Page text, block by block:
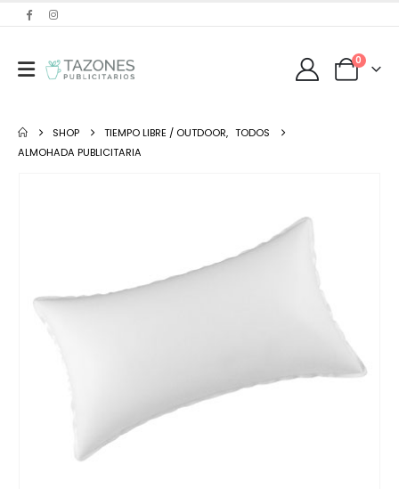
0
SHOP TIEMPO LIBRE / OUTDOOR, TODOS
ALMOHADA PUBLICITARIA